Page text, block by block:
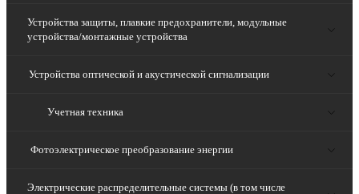
Устройства защиты, плавкие предохранители, модульные
устройства/монтажные устройства
Устройства оптической и акустической сигнализации
Учетная техника
Фотоэлектрическое преобразование энергии
Электрические распределительные системы (в том числе